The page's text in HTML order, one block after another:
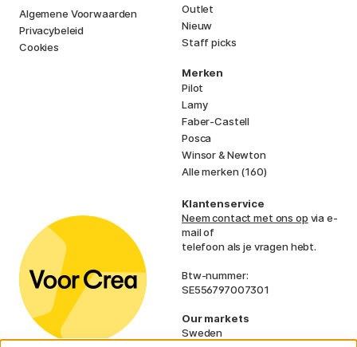
Algemene Voorwaarden
Privacybeleid
Cookies
Outlet
Nieuw
Staff picks
Merken
Pilot
Lamy
Faber-Castell
Posca
Winsor & Newton
Alle merken (160)
Klantenservice
Neem contact met ons op via e-
mail of
telefoon als je vragen hebt.
Btw-nummer:
SE556797007301
Our markets
Sweden